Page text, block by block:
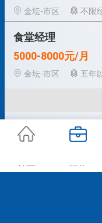
金坛-市区
不限
食堂经理
5000-8000元/月
金坛-市区
五年
首页 职位